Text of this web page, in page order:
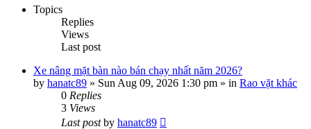
Topics
Replies
Views
Last post
Xe nâng mặt bàn nào bán chạy nhất năm 2026?
by hanatc89 » Sun Aug 09, 2026 1:30 pm » in Rao vặt khác
0 Replies
3 Views
Last postby hanatc89